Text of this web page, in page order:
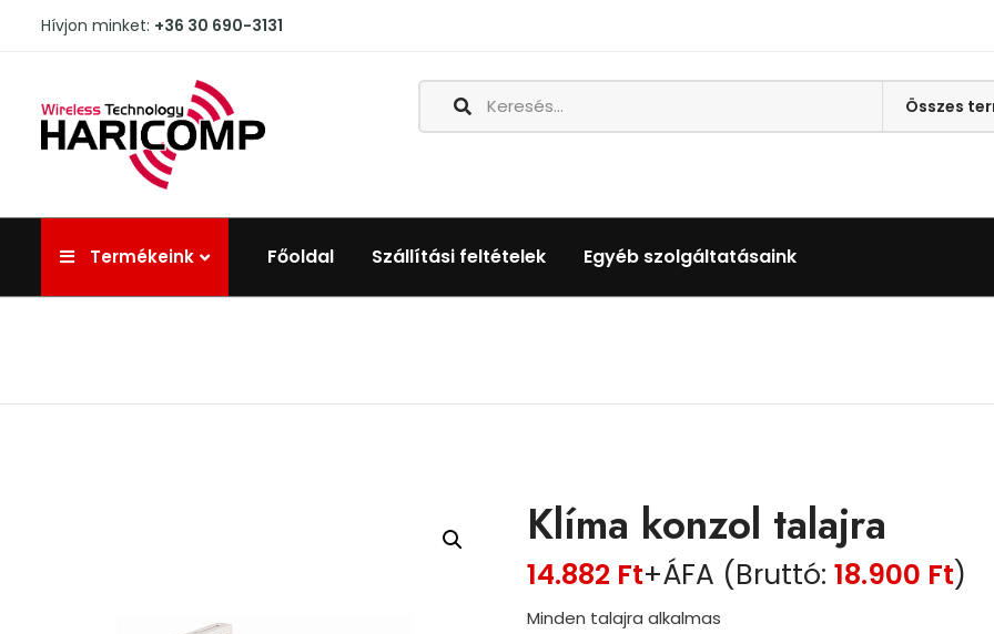
Hívjon minket: +36 30 690-3131
Termékeink Főoldal Szállítási feltételek Egyéb szolgáltatásaink
Klíma konzol talajra
14.882 Ft+ÁFA (Bruttó:18.900 Ft)
Minden talajra alkalmas